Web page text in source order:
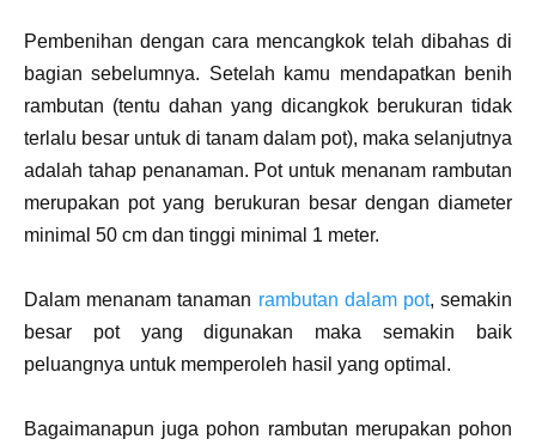
Pembenihan dengan cara mencangkok telah dibahas di
bagian sebelumnya. Setelah kamu mendapatkan benih
rambutan (tentu dahan yang dicangkok berukuran tidak
terlalu besar untuk di tanam dalam pot), maka selanjutnya
adalah tahap penanaman. Pot untuk menanam rambutan
merupakan pot yang berukuran besar dengan diameter
minimal 50 cm dan tinggi minimal 1 meter.
Dalam menanam tanaman rambutan dalam pot, semakin
besar pot yang digunakan maka semakin baik
peluangnya untuk memperoleh hasil yang optimal.
Bagaimanapun juga pohon rambutan merupakan pohon